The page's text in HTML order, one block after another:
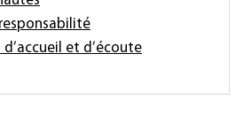
d’accueil et d’écoute